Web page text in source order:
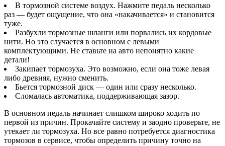
В тормозной системе воздух. Нажмите педаль несколько
раз — будет ощущение, что она «накачивается» и становится
туже.
Разбухли тормозные шланги или порвались их кордовые
нити. Но это случается в основном с левыми
комплектующими. Не ставьте на авто непонятно какие
детали!
Закипает тормозуха. Это возможно, если она тоже левая
либо древняя, нужно сменить.
Бьется тормозной диск — один или сразу несколько.
Сломалась автоматика, поддерживающая зазор.
В основном педаль начинает слишком широко ходить по
первой из причин. Прокачайте систему и заодно проверьте, не
утекает ли тормозуха. Но все равно потребуется диагностика
тормозов в сервисе, чтобы определить причину точно на